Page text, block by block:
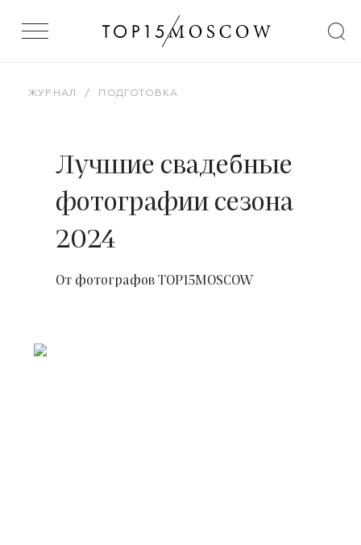
ЖУРНАЛ / ПОДГОТОВКА
Лучшие свадебные
фотографии сезона
2024
От фотографов TOP15MOSCOW